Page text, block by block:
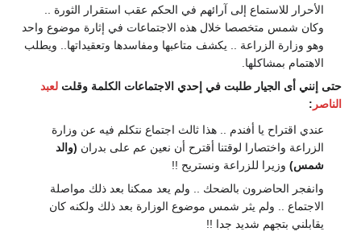
الأحرار للاستماع إلى آرائهم في الحكم عقب استقرار الثورة ..
وكان شمس متخصصا خلال هذه الاجتماعات في إثارة موضوع واحد
وهو وزارة الزراعة .. يكشف متاعبها ومفاسدها وتعقيداتها.. ويطلب
الاهتمام بمشاكلها.
حتى إنني أى الجيار طلبت في إحدي الاجتماعات الكلمة وقلت لعبد
الناصر :
عندي اقتراح يا أفندم .. هذا ثالث اجتماع نتكلم فيه عن وزارة
الزراعة واختصارا لوقتنا أقترح أن نعين عم على بدران (والد
شمس) وزيرا للزراعة ونستريح !!
وانفجر الحاضرون بالضحك .. ولم يعد ممكنا بعد ذلك مواصلة
الاجتماع .. ولم يثر شمس موضوع الوزارة بعد ذلك ولكنه كان
يقابلني بتجهم شديد جدا !!